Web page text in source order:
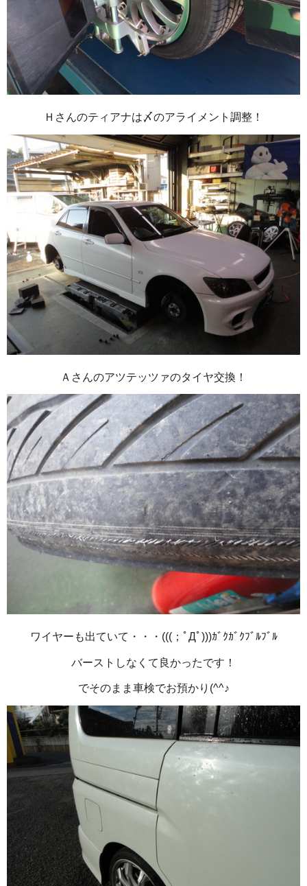
Ｈさんのティアナは〆のアライメント調整！
Ａさんのアツテッツァのタイヤ交換！
ワイヤーも出ていて・・・(((；ﾟДﾟ)))ｶﾞｸｶﾞｸﾌﾞﾙﾌﾞﾙ
バーストしなくて良かったです！
でそのまま車検でお預かり(^^♪